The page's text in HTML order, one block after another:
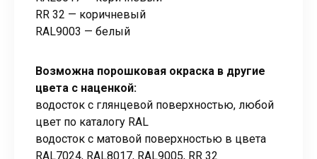
RR 32 — коричневый
RAL9003 — белый
Возможна порошковая окраска в другие
цвета с наценкой:
водосток с глянцевой поверхностью, любой
цвет по каталогу RAL
водосток с матовой поверхностью в цвета
RAL7024, RAL8017, RAL9005, RR 32